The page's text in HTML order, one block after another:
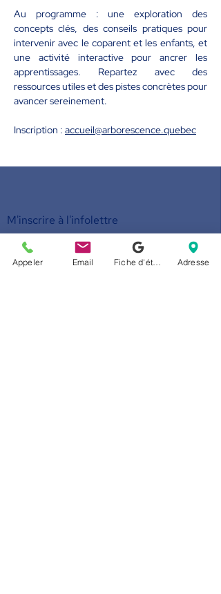
Au programme : une exploration des
concepts clés, des conseils pratiques pour
intervenir avec le coparent et les enfants, et
une activité interactive pour ancrer les
apprentissages. Repartez avec des
ressources utiles et des pistes concrètes pour
avancer sereinement.
Inscription : accueil@arborescence.quebec
M'inscrire à l'infolettre
Politique de
confidentialité
Appeler Email Adresse